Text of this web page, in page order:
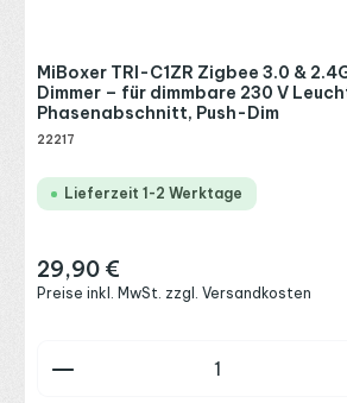
MiBoxer TRI-C1ZR Zigbee 3.0 &
Dimmer – für dimmbare 230 V
Phasenabschnitt, Push-Dim
22217
Lieferzeit 1-2 Werktage
Regulärer Preis:
29,90 €
Preise inkl. MwSt. zzgl. Versandkosten
Produkt Anzahl: Gib den